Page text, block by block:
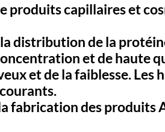
produits capillaires et
distribution de la
et de haute
et de la faiblesse.
fabrication des produits